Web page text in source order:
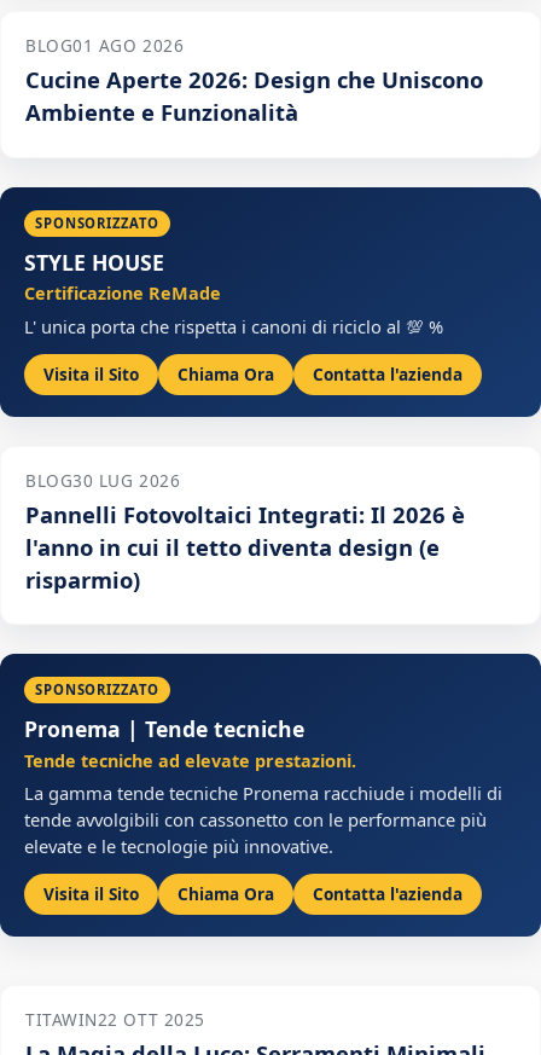
BLOG01 AGO 2026
Cucine Aperte 2026: Design che Uniscono
Ambiente e Funzionalità
SPONSORIZZATO
STYLE HOUSE
Certificazione ReMade
L' unica porta che rispetta i canoni di riciclo al 💯 %
Visita il Sito Chiama Ora Contatta l'azienda
BLOG30 LUG 2026
Pannelli Fotovoltaici Integrati: Il 2026 è
l'anno in cui il tetto diventa design (e
risparmio)
SPONSORIZZATO
Pronema | Tende tecniche
Tende tecniche ad elevate prestazioni.
La gamma tende tecniche Pronema racchiude i modelli di
tende avvolgibili con cassonetto con le performance più
elevate e le tecnologie più innovative.
Visita il Sito Chiama Ora Contatta l'azienda
TITAWIN22 OTT 2025